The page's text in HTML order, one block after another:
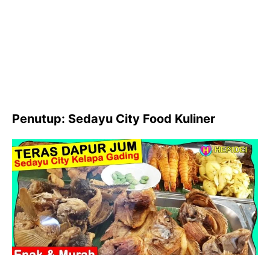
Penutup: Sedayu City Food Kuliner